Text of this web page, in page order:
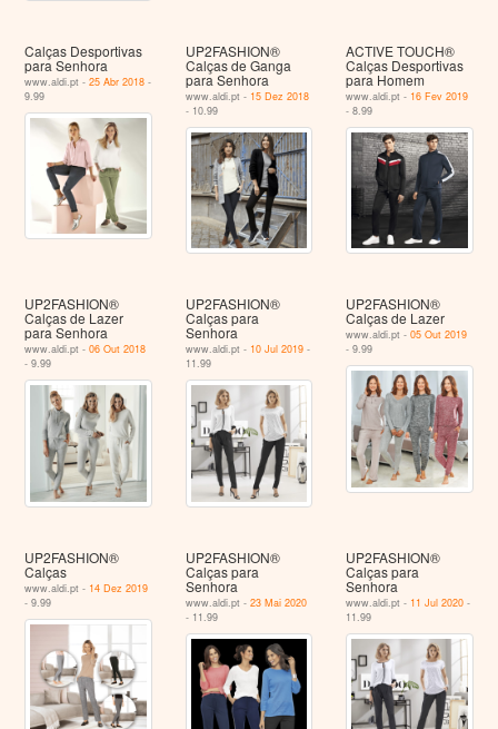
Calças Desportivas
para Senhora
www.aldi.pt -25 Abr 2018 -
9.99
UP2FASHION®
Calças de Ganga
para Senhora
www.aldi.pt - 15 Dez 2018
- 10.99
ACTIVE TOUCH®
Calças Desportivas
para Homem
www.aldi.pt - 16 Fev 2019
- 8.99
UP2FASHION®
Calças de Lazer
para Senhora
www.aldi.pt -06 Out 2018
- 9.99
UP2FASHION®
Calças para
Senhora
www.aldi.pt - 10 Jul 2019-
11.99
UP2FASHION®
Calças de Lazer
www.aldi.pt -05 Out 2019
- 9.99
UP2FASHION®
Calças
www.aldi.pt - 14 Dez 2019
- 9.99
UP2FASHION®
Calças para
Senhora
www.aldi.pt - 23 Mai 2020
- 11.99
UP2FASHION®
Calças para
Senhora
www.aldi.pt - 11 Jul 2020 -
11.99